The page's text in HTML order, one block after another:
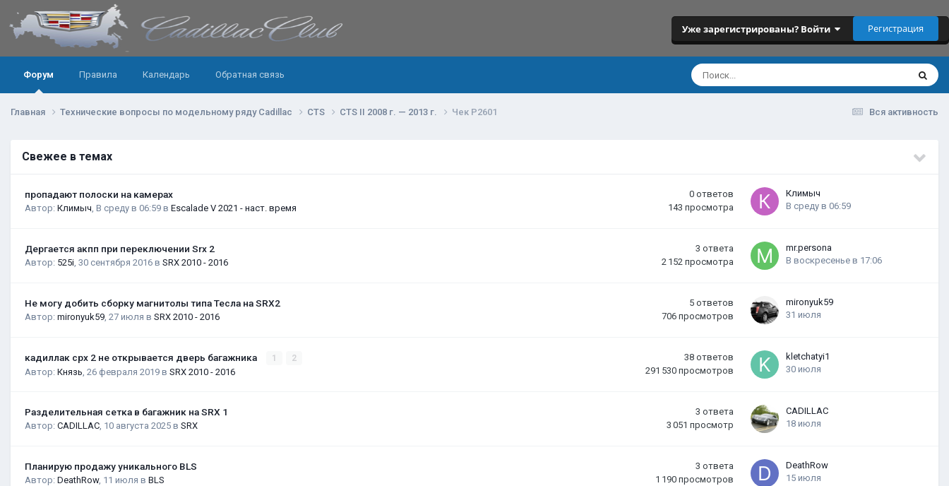
Уже зарегистрированы? Войти Регистрация
Форум Правила Календарь Обратная связь
Вся активность
Главная Технические вопросы по модельному ряду Cadillac CTS CTS II 2008 г. — 2013 г. Чек P2601
Свежее в темах
пропадают полоски на камерах
Автор: Климыч В среду в 06:59 в Escalade V 2021 - наст. время
0 ответов
143 просмотра
Климыч
В среду в 06:59
Дергается акпп при переключении Srx 2
Автор: 525i 30 сентября 2016 в SRX 2010 - 2016
3 ответа
2 152 просмотра
mr.persona
В воскресенье в 17:06
Не могу добить сборку магнитолы типа Тесла на SRX2
Автор: mironyuk59 27 июля в SRX 2010 - 2016
5 ответов
706 просмотров
mironyuk59
31 июля
кадиллак срх 2 не открывается дверь багажника 1 2
Автор: Князь 26 февраля 2019 в SRX 2010 - 2016
38 ответов
291 530 просмотров
kletchatyi1
30 июля
Разделительная сетка в багажник на SRX 1
Автор: CADILLAC 10 августа 2025 в SRX
3 ответа
3 051 просмотр
CADILLAC
18 июля
Планирую продажу уникального BLS
Автор: DeathRow, 11 июля в BLS
3 ответа
1 190 просмотров
DeathRow
15 июля